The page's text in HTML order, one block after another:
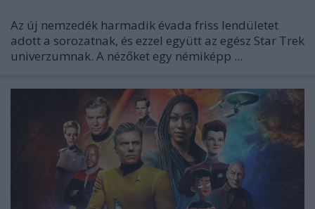
Az új nemzedék harmadik évada friss lendületet
adott a sorozatnak, és ezzel együtt az egész Star Trek
univerzumnak. A nézőket egy némiképp ...